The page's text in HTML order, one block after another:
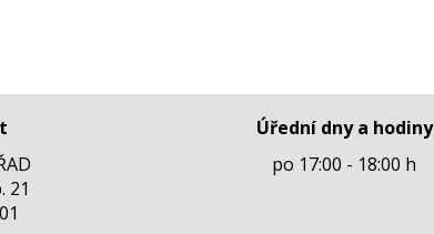
21
Úřední dny a hodiny
po 17:00 - 18:00 h